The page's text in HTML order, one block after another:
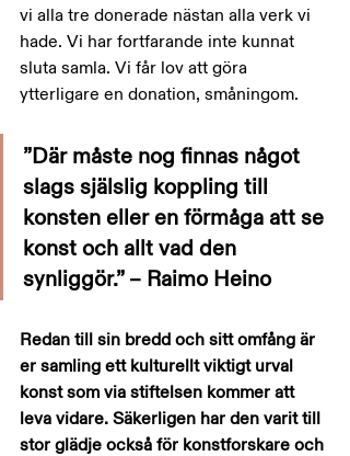
vi alla tre donerade nästan alla verk vi
hade. Vi har fortfarande inte kunnat
sluta samla. Vi får lov att göra
ytterligare en donation, småningom.
”Där måste nog finnas något
slags själslig koppling till
konsten eller en förmåga att se
konst och allt vad den
synliggör.” – Raimo Heino
Redan till sin bredd och sitt omfång är
er samling ett kulturellt viktigt urval
konst som via stiftelsen kommer att
leva vidare. Säkerligen har den varit till
stor glädje också för konstforskare och